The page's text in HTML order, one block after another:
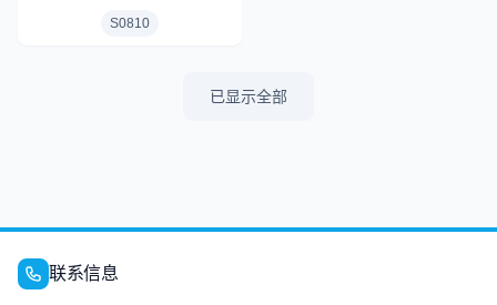
S0810
已显示全部
联系信息